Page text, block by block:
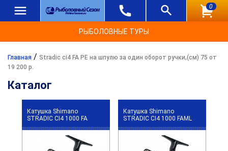
0
РЫБОЛОВНЫЕ ТУРЫ
Главная / Stradic ci4 FA PE на шпулю за один оборот ручки,(см) 75 от
19 200 р.
Каталог
Катушка Shimano
STRADIC CI4 1000 FA
Катушка Shimano
STRADIC CI4 1000 FAML